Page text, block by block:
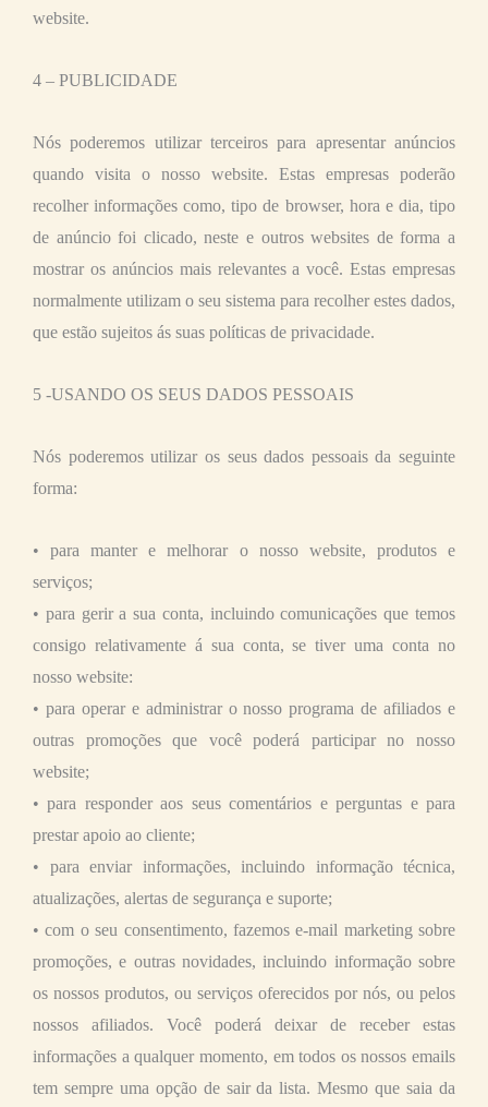
website.
4 – PUBLICIDADE
Nós poderemos utilizar terceiros para apresentar anúncios
quando visita o nosso website. Estas empresas poderão
recolher informações como, tipo de browser, hora e dia, tipo
de anúncio foi clicado, neste e outros websites de forma a
mostrar os anúncios mais relevantes a você. Estas empresas
normalmente utilizam o seu sistema para recolher estes dados,
que estão sujeitos ás suas políticas de privacidade.
5 -USANDO OS SEUS DADOS PESSOAIS
Nós poderemos utilizar os seus dados pessoais da seguinte
forma:
• para manter e melhorar o nosso website, produtos e
serviços;
• para gerir a sua conta, incluindo comunicações que temos
consigo relativamente á sua conta, se tiver uma conta no
nosso website:
• para operar e administrar o nosso programa de afiliados e
outras promoções que você poderá participar no nosso
website;
• para responder aos seus comentários e perguntas e para
prestar apoio ao cliente;
• para enviar informações, incluindo informação técnica,
atualizações, alertas de segurança e suporte;
• com o seu consentimento, fazemos e-mail marketing sobre
promoções, e outras novidades, incluindo informação sobre
os nossos produtos, ou serviços oferecidos por nós, ou pelos
nossos afiliados. Você poderá deixar de receber estas
informações a qualquer momento, em todos os nossos emails
tem sempre uma opção de sair da lista. Mesmo que saia da